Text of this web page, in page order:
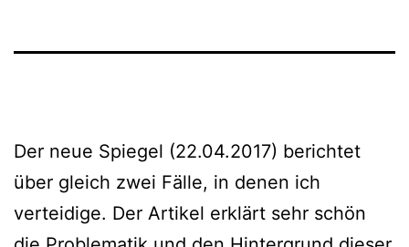
Der neue Spiegel (22.04.2017) berichtet
über gleich zwei Fälle, in denen ich
verteidige. Der Artikel erklärt sehr schön